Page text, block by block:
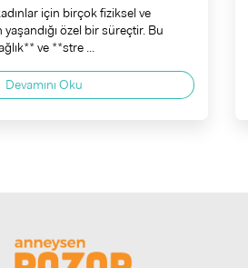
için birçok fiziksel ve
özel bir süreçtir. Bu
ve **stre ...
Devamını Oku